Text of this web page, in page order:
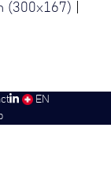
(300x167)
SW EN